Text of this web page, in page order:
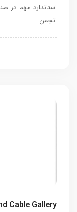
استاندارد مهم در
انجمن …
Cable Gallery